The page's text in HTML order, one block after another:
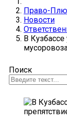
Право-
Новости
В
Поиск